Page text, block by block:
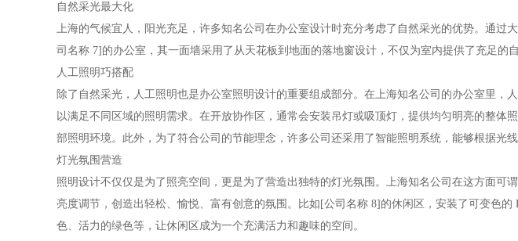
自然采光最大化
上海的气候宜人，阳光充足，许多知名公司在办公室设计时充分考虑了自然采光的优势。通
司名称 7]的办公室，其一面墙采用了从天花板到地面的落地窗设计，不仅为室内提供了充足
人工照明巧搭配
除了自然采光，人工照明也是办公室照明设计的重要组成部分。在上海知名公司的办公室里
以满足不同区域的照明需求。在开放协作区，通常会安装吊灯或吸顶灯，提供均匀明亮的整
部照明环境。此外，为了符合公司的节能理念，许多公司还采用了智能照明系统，能够根据光
灯光氛围营造
照明设计不仅仅是为了照亮空间，更是为了营造出独特的灯光氛围。上海知名公司在这方面
亮度调节，创造出轻松、愉悦、富有创意的氛围。比如[公司名称 8]的休闲区，安装了可变色
色、活力的绿色等，让休闲区成为一个充满活力和趣味的空间。